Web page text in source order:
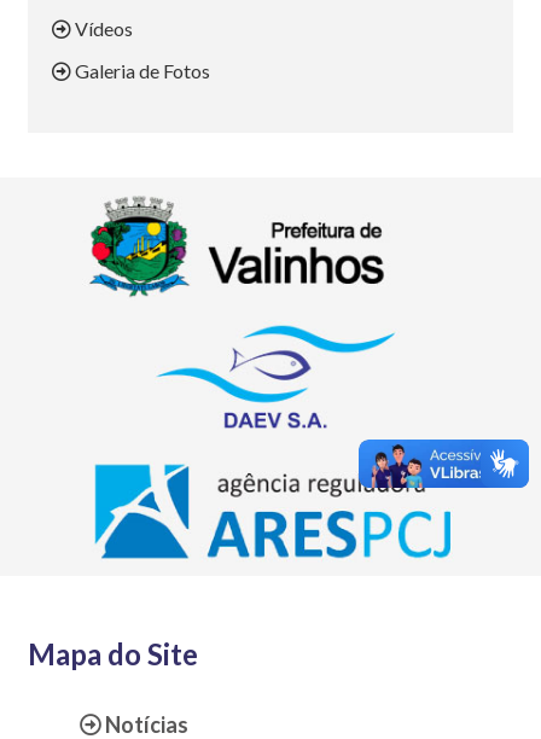
Vídeos
Galeria de Fotos
Mapa do Site
Notícias